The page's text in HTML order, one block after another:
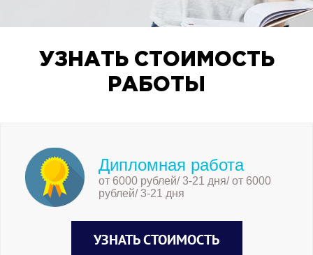
УЗНАТЬ СТОИМОСТЬ
РАБОТЫ
Дипломная работа
от 6000 рублей/ 3-21 дня/ от 6000
рублей/ 3-21 дня
УЗНАТЬ СТОИМОСТЬ